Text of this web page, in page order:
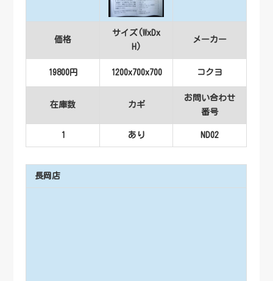
価格
サイズ(WxDx
H)
メーカー
19800円 1200x700x700 コクヨ
在庫数 カギ
お問い合わせ
番号
1 あり ND02
長岡店